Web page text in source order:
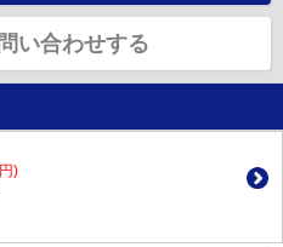
い合わせする
)